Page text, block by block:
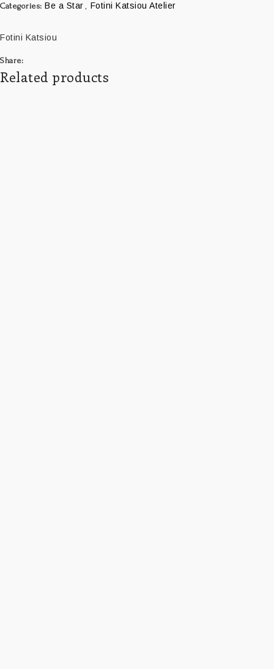
Categories: Be a Star , Fotini Katsiou Atelier
Fotini Katsiou
Share:
Related products